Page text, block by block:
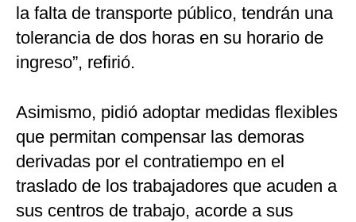
la falta de transporte público, tendrán una
tolerancia de dos horas en su horario de
ingreso”, refirió.
Asimismo, pidió adoptar medidas flexibles
que permitan compensar las demoras
derivadas por el contratiempo en el
traslado de los trabajadores que acuden a
sus centros de trabajo, acorde a sus